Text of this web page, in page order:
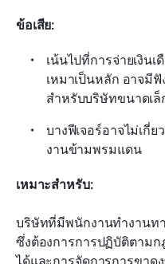
ข้อเสีย:
เน้นไปที่การจ่ายเงิน
เหมาเป็นหลัก อาจมี
สำหรับบริษัทขนาดเล็
บางฟีเจอร์อาจไม่เกี่
งานข้ามพรมแดน
เหมาะสำหรับ:
บริษัทที่มีพนักงานทำงานท
ซึ่งต้องการการปฏิบัติตามก